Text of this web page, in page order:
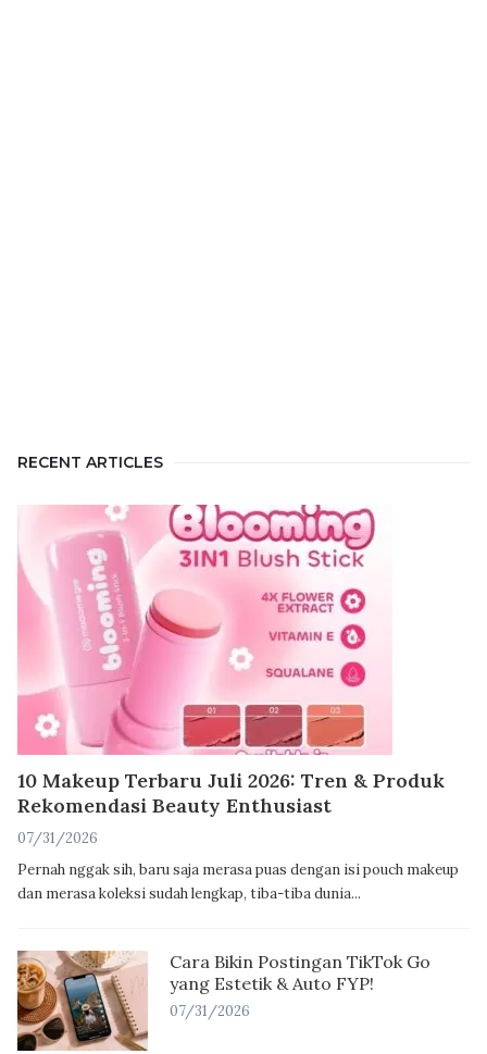
RECENT ARTICLES
10 Makeup Terbaru Juli 2026: Tren & Produk
Rekomendasi Beauty Enthusiast
07/31/2026
Pernah nggak sih, baru saja merasa puas dengan isi pouch makeup
dan merasa koleksi sudah lengkap, tiba-tiba dunia...
Cara Bikin Postingan TikTok Go
yang Estetik & Auto FYP!
07/31/2026